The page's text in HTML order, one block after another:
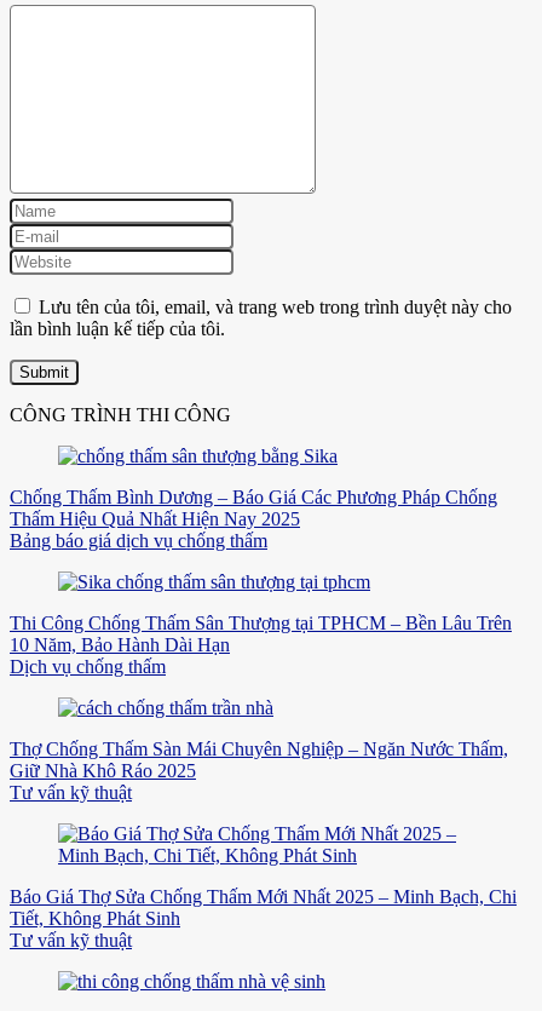
Lưu tên của tôi, email, và trang web trong trình duyệt này cho
lần bình luận kế tiếp của tôi.
CÔNG TRÌNH THI CÔNG
Chống Thấm Bình Dương – Báo Giá Các Phương Pháp Chống
Thấm Hiệu Quả Nhất Hiện Nay 2025
Bảng báo giá dịch vụ chống thấm
Thi Công Chống Thấm Sân Thượng tại TPHCM – Bền Lâu Trên
10 Năm, Bảo Hành Dài Hạn
Dịch vụ chống thấm
Thợ Chống Thấm Sàn Mái Chuyên Nghiệp – Ngăn Nước Thấm,
Giữ Nhà Khô Ráo 2025
Tư vấn kỹ thuật
Báo Giá Thợ Sửa Chống Thấm Mới Nhất 2025 – Minh Bạch, Chi
Tiết, Không Phát Sinh
Tư vấn kỹ thuật